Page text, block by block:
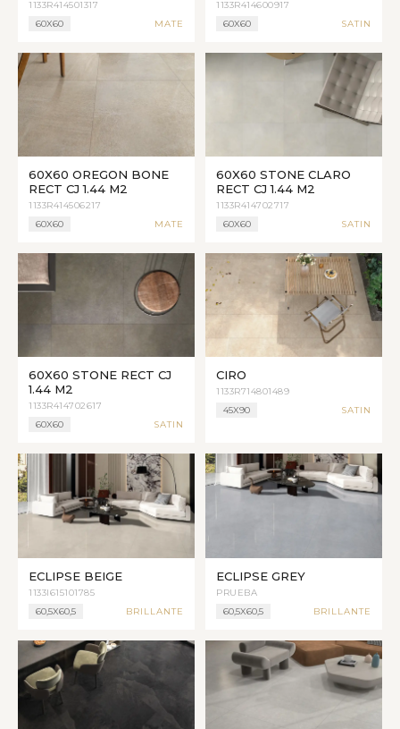
1133R414501317
60X60
MATE
1133R414600917
60X60
SATIN
60X60 OREGON BONE
RECT CJ 1.44 M2
1133R414506217
60X60
MATE
60X60 STONE CLARO
RECT CJ 1.44 M2
1133R414702717
60X60
SATIN
60X60 STONE RECT CJ
1.44 M2
1133R414702617
60X60
SATIN
CIRO
1133R714801489
45X90
SATIN
ECLIPSE BEIGE
1133I615101785
60,5X60,5
BRILLANTE
ECLIPSE GREY
PRUEBA
60,5X60,5
BRILLANTE